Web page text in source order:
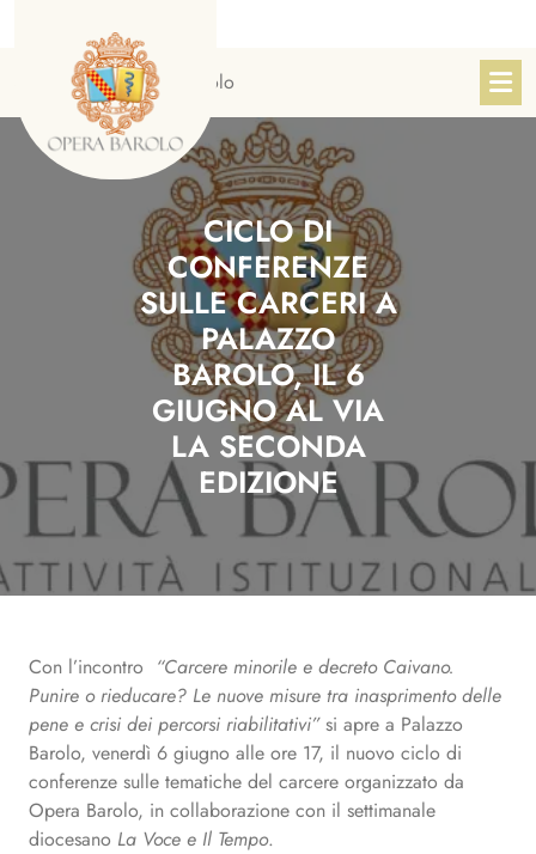
Sito Ufficiale Opera Barolo
CICLO DI
CONFERENZE
SULLE CARCERI A
PALAZZO
BAROLO, IL 6
GIUGNO AL VIA
LA SECONDA
EDIZIONE
Con l’incontro “Carcere minorile e decreto Caivano.
Punire o rieducare? Le nuove misure tra inasprimento delle
pene e crisi dei percorsi riabilitativi”si apre a Palazzo
Barolo, venerdì 6 giugno alle ore 17, il nuovo ciclo di
conferenze sulle tematiche del carcere organizzato da
Opera Barolo, in collaborazione con il settimanale
diocesano La Voce e Il Tempo.